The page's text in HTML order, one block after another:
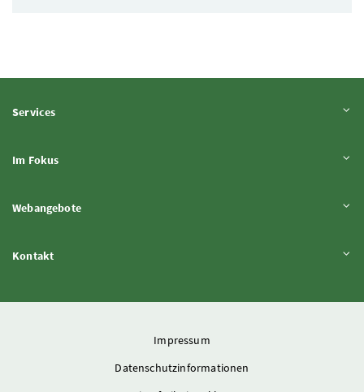
ServicesInhalt aufklappen
Im FokusInhalt aufklappen
WebangeboteInhalt aufklappen
KontaktInhalt aufklappen
Impressum
Datenschutzinformationen